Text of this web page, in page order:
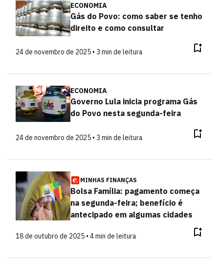
ECONOMIA
Gás do Povo: como saber se tenho
direito e como consultar
24 de novembro de 2025 • 3 min de leitura
ECONOMIA
Governo Lula inicia programa Gás
do Povo nesta segunda-feira
24 de novembro de 2025 • 3 min de leitura
MINHAS FINANÇAS
Bolsa Família: pagamento começa
na segunda-feira; benefício é
antecipado em algumas cidades
18 de outubro de 2025 • 4 min de leitura